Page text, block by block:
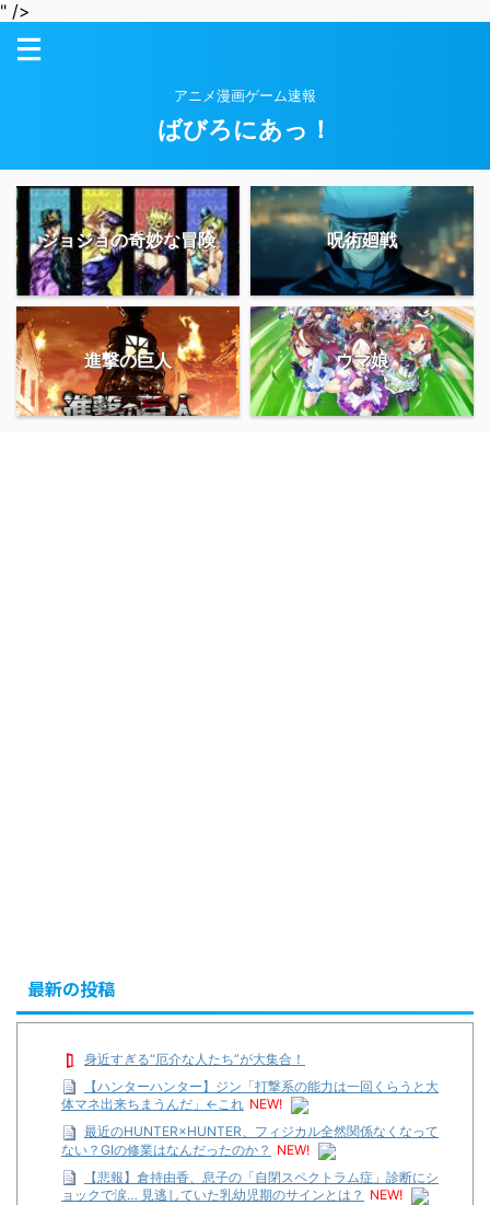
" />
アニメ漫画ゲーム速報
ばびろにあっ！
ジョジョの奇妙な冒険 呪術廻戦
進撃の巨人 ウマ娘
最新の投稿
身近すぎる“厄介な人たち”が大集合！
【ハンターハンター】ジン「打撃系の能力は一回くらうと大
体マネ出来ちまうんだ」←これ NEW!
最近のHUNTER×HUNTER、フィジカル全然関係なくなって
ない？GIの修業はなんだったのか？ NEW!
【悲報】倉持由香、息子の「自閉スペクトラム症」診断にシ
ョックで涙… 見逃していた乳幼児期のサインとは？ NEW!